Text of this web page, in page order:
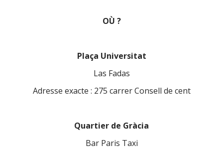
OÙ ?
Plaça Universitat
Las Fadas
Adresse exacte : 275 carrer Consell de cent
Quartier de Gràcia
Bar Paris Taxi